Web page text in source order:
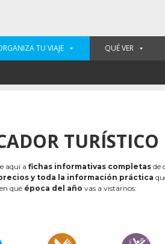
TU VIAJE QUÉ VER
TURÍSTICO
aquí a fichas informativas completas de
y toda la información práctica
qué época del año vas a vistarnos: